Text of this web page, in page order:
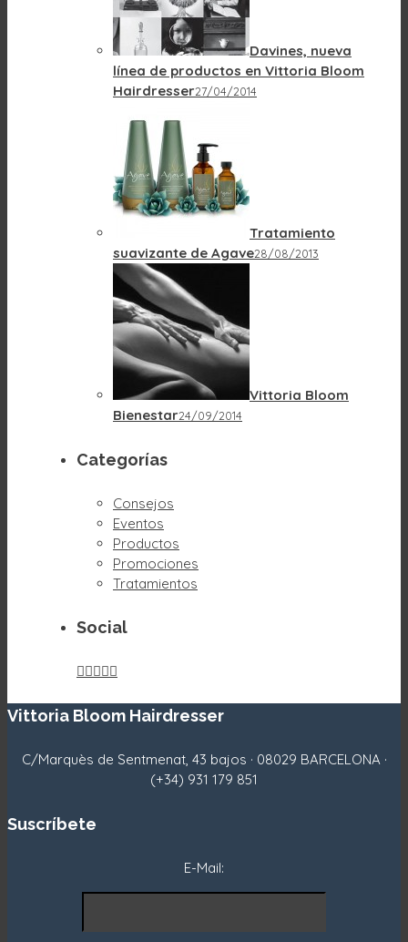
Davines, nueva
línea de productos en Vittoria Bloom
Hairdresser27/04/2014
Tratamiento
suavizante de Agave28/08/2013
Vittoria Bloom
Bienestar24/09/2014
Categorías
Consejos
Eventos
Productos
Promociones
Tratamientos
Social

Vittoria Bloom Hairdresser
C/Marquès de Sentmenat, 43 bajos · 08029 BARCELONA ·
(+34) 931 179 851
Suscríbete
E-Mail: